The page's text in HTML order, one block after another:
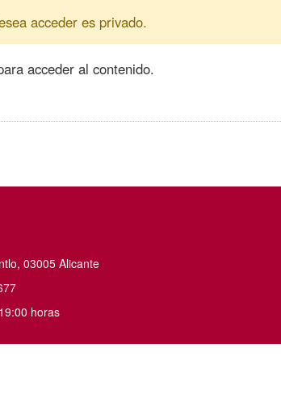
acceder es privado.
acceder al contenido.
03005 Alicante
horas